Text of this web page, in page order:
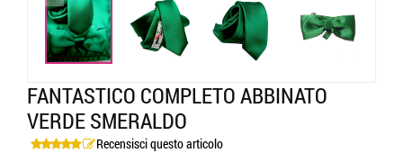
FANTASTICO COMPLETO ABBINATO
VERDE SMERALDO
Recensisci questo articolo